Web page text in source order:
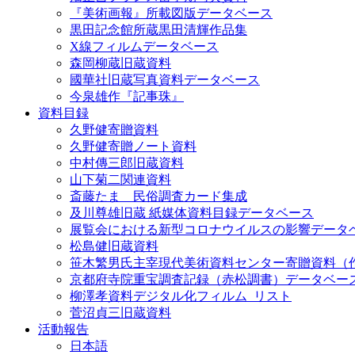
『美術画報』所載図版データベース
黒田記念館所蔵黒田清輝作品集
X線フィルムデータベース
森岡柳蔵旧蔵資料
國華社旧蔵写真資料データベース
今泉雄作『記事珠』
資料目録
久野健寄贈資料
久野健寄贈ノート資料
中村傳三郎旧蔵資料
山下菊二関連資料
斎藤たま 民俗調査カード集成
及川尊雄旧蔵 紙媒体資料目録データベース
展覧会における新型コロナウイルスの影響データ
松島健旧蔵資料
笹木繁男氏主宰現代美術資料センター寄贈資料（
京都府寺院重宝調査記録（赤松調書）データベー
柳澤孝資料デジタル化フィルム_リスト
菅沼貞三旧蔵資料
活動報告
日本語